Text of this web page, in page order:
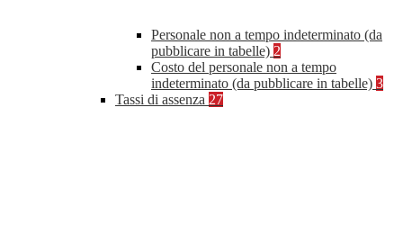
Personale non a tempo indeterminato (da
pubblicare in tabelle) 2
Costo del personale non a tempo
indeterminato (da pubblicare in tabelle) 3
Tassi di assenza 27